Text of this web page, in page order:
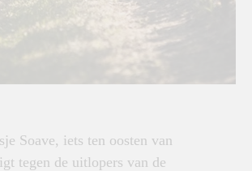
Soave, iets ten oosten van
tegen de uitlopers van de